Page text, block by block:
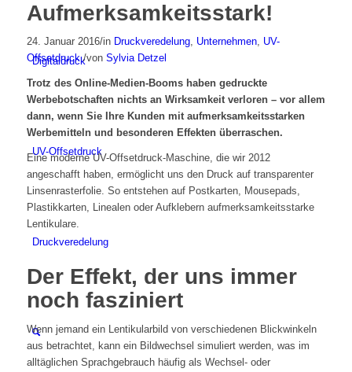
Digitaldruck
UV-Offsetdruck
Druckveredelung
Aufmerksamkeitsstark!
24. Januar 2016/in Druckveredelung, Unternehmen, UV-
Offsetdruck /von Sylvia Detzel
Trotz des Online-Medien-Booms haben gedruckte
Werbebotschaften nichts an Wirksamkeit verloren – vor allem
dann, wenn Sie Ihre Kunden mit aufmerksamkeitsstarken
Werbemitteln und besonderen Effekten überraschen.
Eine moderne UV-Offsetdruck-Maschine, die wir 2012
angeschafft haben, ermöglicht uns den Druck auf transparenter
Linsenrasterfolie. So entstehen auf Postkarten, Mousepads,
Plastikkarten, Linealen oder Aufklebern aufmerksamkeitsstarke
Lentikulare.
Der Effekt, der uns immer
noch fasziniert
Wenn jemand ein Lentikularbild von verschiedenen Blickwinkeln
aus betrachtet, kann ein Bildwechsel simuliert werden, was im
alltäglichen Sprachgebrauch häufig als Wechsel- oder